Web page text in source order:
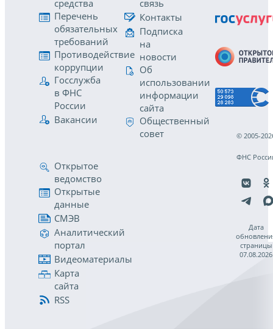
средства
Перечень
обязательных
требований
Противодействие
коррупции
Госслужба
в ФНС
России
Вакансии
связь
Контакты
Подписка
на
новости
Об
использовании
информации
сайта
Общественный
совет
Открытое
ведомство
Открытые
данные
СМЭВ
Аналитический
портал
Видеоматериалы
Карта
сайта
RSS
© 2005-
ФНС
Дата
страницы
07.08.2026